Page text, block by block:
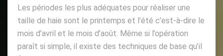
Les périodes les plus adéquates pour réaliser une
taille de haie sont le printemps et l’été c’est-à-dire le
mois d’avril et le mois d’août. Même si l’opération
paraît si simple, il existe des techniques de base qu’il